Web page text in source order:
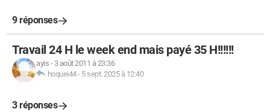
9 réponses
Travail 24 H le week end mais payé 35 H!!!!!!
ayis - 3 août 2011 à 23:36
hoquei44- 5 sept. 2025 à 12:40
3 réponses